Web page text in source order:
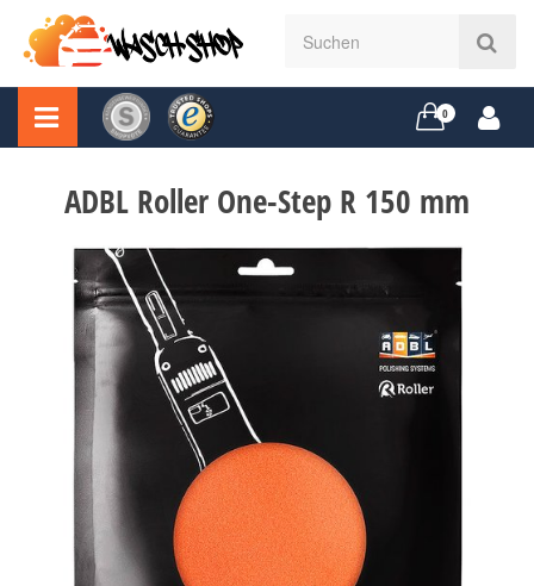
0
ADBL Roller One-Step R 150 mm